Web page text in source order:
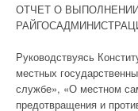
ОТЧЕТ О
Руководствуясь
местных
службе», «О местном
предотвращения и